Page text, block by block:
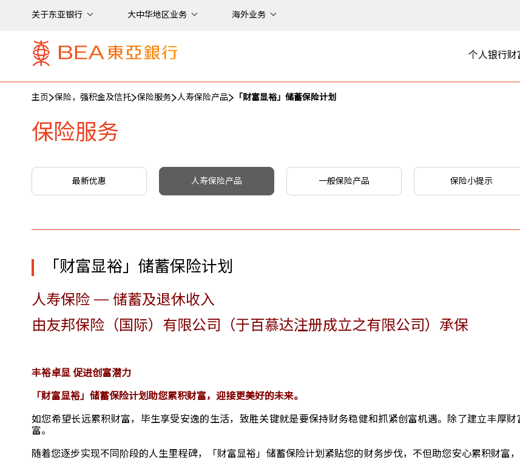
关于东亚银行 大中华地区业务 海外业务
个人银行财
主页 保险，强积金及信托 保险服务 人寿保险产品 「财富显裕」储蓄保险计划
保险服务
最新优惠 人寿保险产品 一般保险产品 保险小提示
「财富显裕」储蓄保险计划
人寿保险 — 储蓄及退休收入
由友邦保险（国际）有限公司（于百慕达注册成立之有限公司）承保
丰裕卓显 促进创富潜力
「财富显裕」储蓄保险计划助您累积财富，迎接更美好的未来。
如您希望长远累积财富，毕生享受安逸的生活，致胜关键就是要保持财务稳健和抓紧创富机遇。除了建立丰厚
富。
随着您逐步实现不同阶段的人生里程碑，「财富显裕」储蓄保险计划紧贴您的财务步伐，不但助您安心累积财富